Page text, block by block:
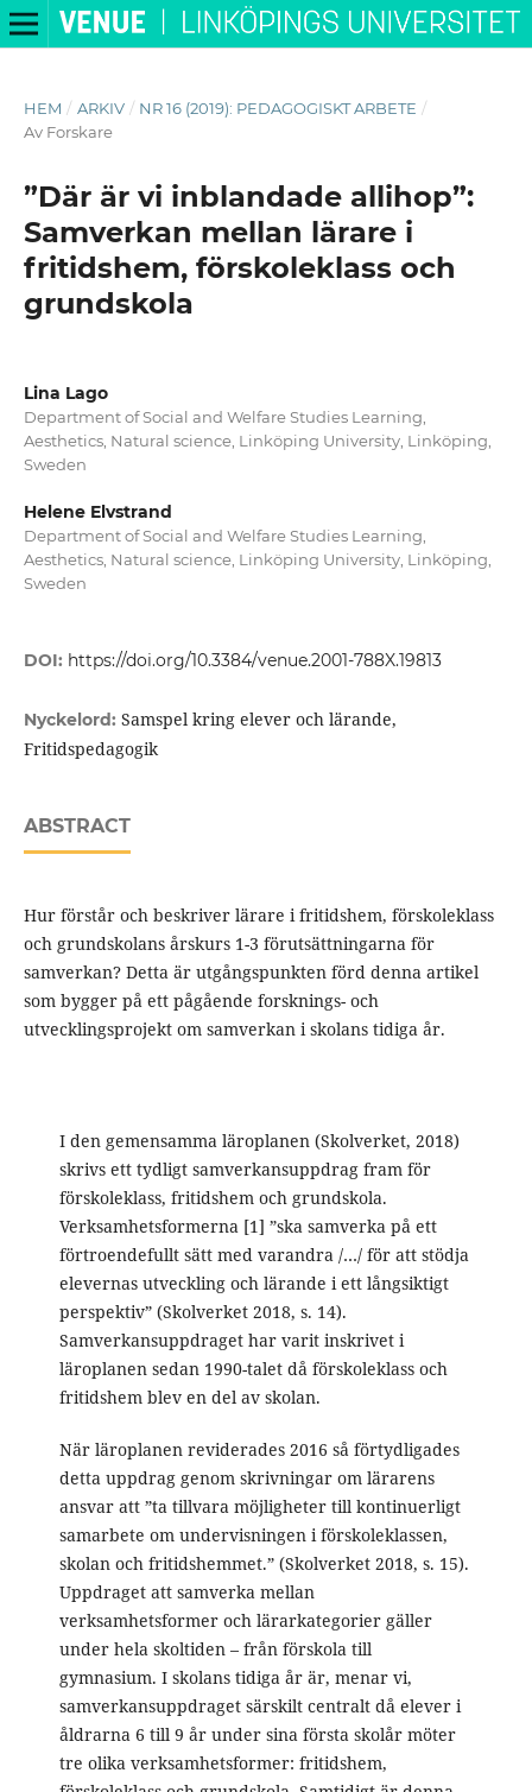
HEM / ARKIV / NR 16 (2019): PEDAGOGISKT ARBETE /
Av Forskare
”Där är vi inblandade allihop”:
Samverkan mellan lärare i
fritidshem, förskoleklass och
grundskola
Lina Lago
Department of Social and Welfare Studies Learning,
Aesthetics, Natural science, Linköping University, Linköping,
Sweden
Helene Elvstrand
Department of Social and Welfare Studies Learning,
Aesthetics, Natural science, Linköping University, Linköping,
Sweden
DOI: https://doi.org/10.3384/venue.2001-788X.19813
Nyckelord: Samspel kring elever och lärande,
Fritidspedagogik
ABSTRACT
Hur förstår och beskriver lärare i fritidshem, förskoleklass
och grundskolans årskurs 1-3 förutsättningarna för
samverkan? Detta är utgångspunkten förd denna artikel
som bygger på ett pågående forsknings- och
utvecklingsprojekt om samverkan i skolans tidiga år.
I den gemensamma läroplanen (Skolverket, 2018)
skrivs ett tydligt samverkansuppdrag fram för
förskoleklass, fritidshem och grundskola.
Verksamhetsformerna [1] ”ska samverka på ett
förtroendefullt sätt med varandra /…/ för att stödja
elevernas utveckling och lärande i ett långsiktigt
perspektiv” (Skolverket 2018, s. 14).
Samverkansuppdraget har varit inskrivet i
läroplanen sedan 1990-talet då förskoleklass och
fritidshem blev en del av skolan.
När läroplanen reviderades 2016 så förtydligades
detta uppdrag genom skrivningar om lärarens
ansvar att ”ta tillvara möjligheter till kontinuerligt
samarbete om undervisningen i förskoleklassen,
skolan och fritidshemmet.” (Skolverket 2018, s. 15).
Uppdraget att samverka mellan
verksamhetsformer och lärarkategorier gäller
under hela skoltiden – från förskola till
gymnasium. I skolans tidiga år är, menar vi,
samverkansuppdraget särskilt centralt då elever i
åldrarna 6 till 9 år under sina första skolår möter
tre olika verksamhetsformer: fritidshem,